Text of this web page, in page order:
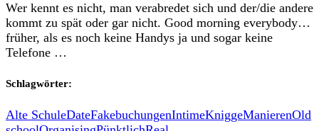
Wer kennt es nicht, man verabredet sich und der/die andere
kommt zu spät oder gar nicht. Good morning everybody…
früher, als es noch keine Handys ja und sogar keine
Telefone …
Schlagwörter:
Alte SchuleDateFakebuchungenIntimeKniggeManierenOld